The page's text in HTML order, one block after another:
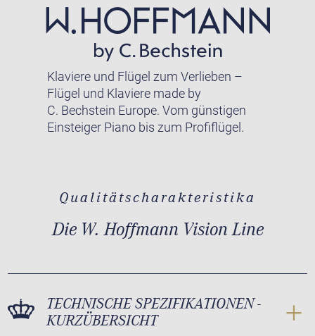
Klaviere und Flügel zum Verlieben –
Flügel und Klaviere made by
C. Bechstein Europe. Vom günstigen
Einsteiger Piano bis zum Profiflügel.
Qualitätscharakteristika
Die W. Hoffmann Vision Line
TECHNISCHE SPEZIFIKATIONEN -
KURZÜBERSICHT